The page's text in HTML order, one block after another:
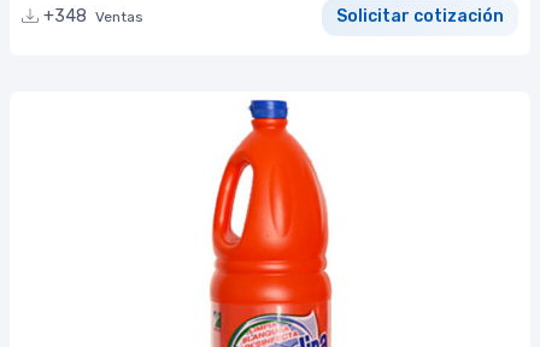
+348 Ventas Solicitar cotización